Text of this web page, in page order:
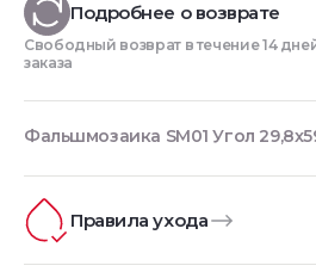
Подробнее о возврате
Свободный возврат в течение 14
заказа
Фальшмозаика SM01 Угол
Правила ухода